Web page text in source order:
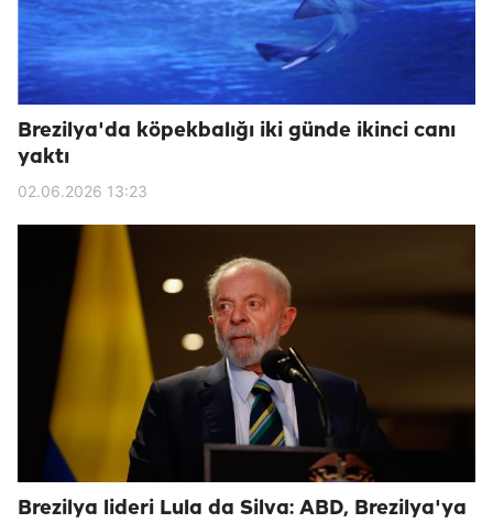
Brezilya'da köpekbalığı iki günde ikinci canı
yaktı
02.06.2026 13:23
Brezilya lideri Lula da Silva: ABD, Brezilya'ya